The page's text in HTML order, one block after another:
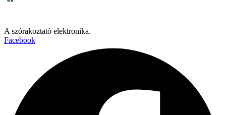
A szórakoztató elektronika.
Facebook